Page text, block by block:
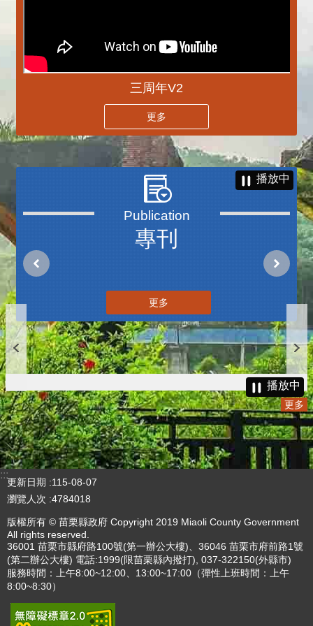
三周年V2
更多
專刊
播放中
更多
播放中
更多
:::
更新日期
115-08-07
瀏覽人次 4784018
版權所有 © 苗栗縣政府 Copyright 2019 Miaoli County Government
All rights reserved.
36001 苗栗市縣府路100號(第一辦公大樓)、36046 苗栗市府前路1號
(第二辦公大樓) 電話:1999(限苗栗縣內撥打), 037-322150(外縣市)
服務時間：上午8:00~12:00、13:00~17:00（彈性上班時間：上午
8:00~8:30）